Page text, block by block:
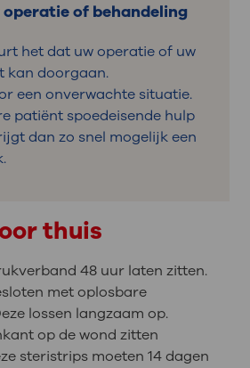
of behandeling
het dat uw operatie of uw
kan doorgaan.
een onverwachte situatie.
patiënt spoedeisende hulp
dan zo snel mogelijk een
thuis
48 uur laten zitten.
met oplosbare
lossen langzaam op.
op de wond zitten
steristrips moeten 14 dagen